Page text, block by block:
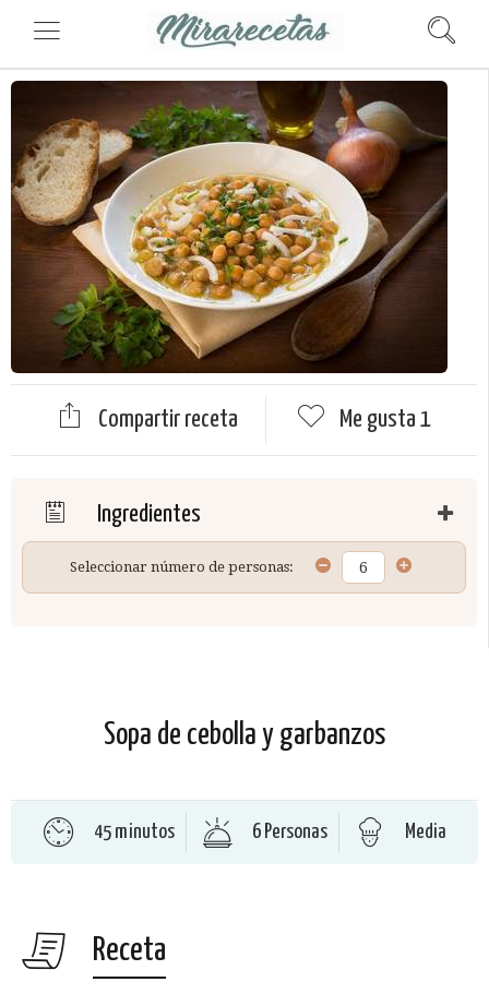
Compartir receta Me gusta 1
Ingredientes
Seleccionar número de personas:
Sopa de cebolla y garbanzos
45 minutos 6 Personas Media
Receta